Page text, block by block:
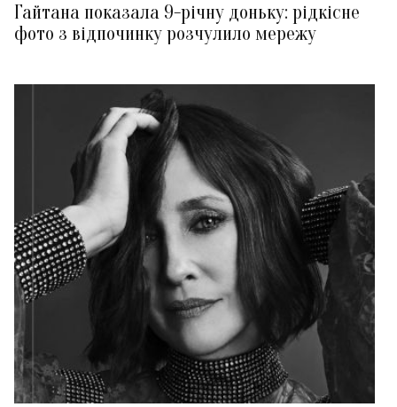
Гайтана показала 9-річну доньку: рідкісне
фото з відпочинку розчулило мережу